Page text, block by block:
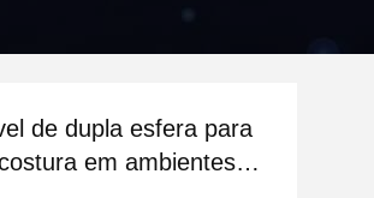
de dupla esfera para
em ambientes